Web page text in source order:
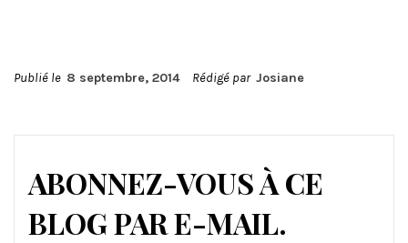
Publié le 8 septembre, 2014 Rédigé par Josiane
ABONNEZ-VOUS À CE
BLOG PAR E-MAIL.